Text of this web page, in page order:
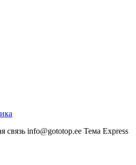
связь info@gototop.ee Тема Express